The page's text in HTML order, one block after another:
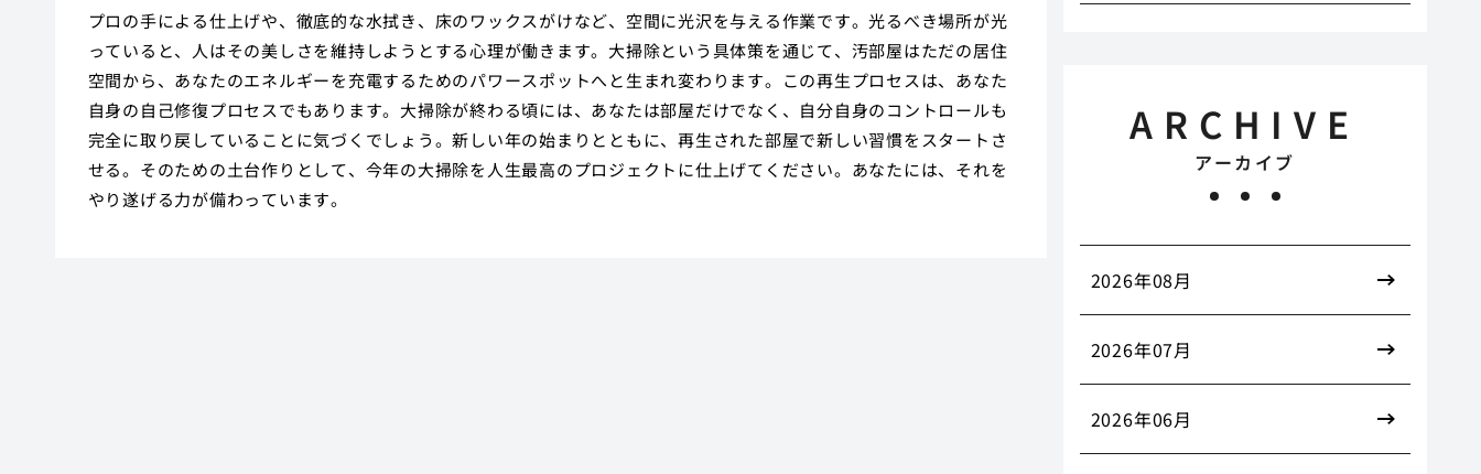
プロの手による仕上げや、徹底的な水拭き、床のワックスがけなど、空間に光沢を与える作業です。光るべき場所が光
っていると、人はその美しさを維持しようとする心理が働きます。大掃除という具体策を通じて、汚部屋はただの居住
空間から、あなたのエネルギーを充電するためのパワースポットへと生まれ変わります。この再生プロセスは、あなた
自身の自己修復プロセスでもあります。大掃除が終わる頃には、あなたは部屋だけでなく、自分自身のコントロールも
完全に取り戻していることに気づくでしょう。新しい年の始まりとともに、再生された部屋で新しい習慣をスタートさ
せる。そのための土台作りとして、今年の大掃除を人生最高のプロジェクトに仕上げてください。あなたには、それを
やり遂げる力が備わっています。
ARCHIVE
アーカイブ
2026年08月
2026年07月
2026年06月